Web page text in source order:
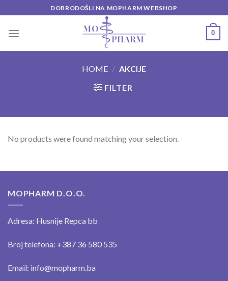
to
content
DOBRODOŠLI NA MOPHARM WEBSHOP
0
HOME / AKCIJE
FILTER
No products were found matching your selection.
MOPHARM D.O.O.
Adresa: Husnije Repca bb
Broj telefona: +387 36 580 535
Email: info@mopharm.ba